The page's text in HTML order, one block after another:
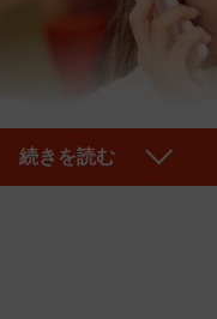
続きを読む